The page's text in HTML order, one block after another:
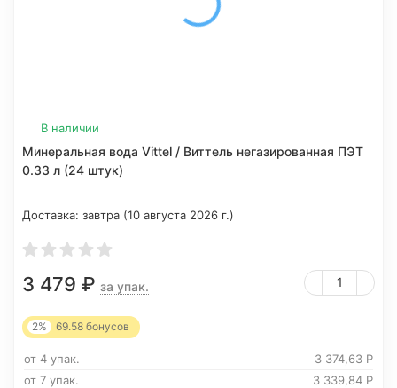
В наличии
Минеральная вода Vittel / Виттель негазированная ПЭТ
0.33 л (24 штук)
Доставка: завтра (10 августа 2026 г.)
3 479 ₽ за упак.
2% 69.58 бонусов
от 4 упак. 3 374,63 Р
от 7 упак.
3 339,84 Р